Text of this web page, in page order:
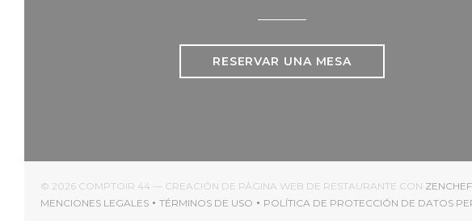
RESERVAR UNA MESA
© 2026 COMPTOIR 44 — CREACIÓN DE PÁGINA WEB DE RESTAURANTE CON ZENCHEF
MENCIONES LEGALES
((ABRE EN UNA NUEVA VENTANA))
TÉRMINOS DE USO
((ABRE EN UNA NUEVA VENTANA))
POLÍTICA DE PROTECCIÓN DE DATOS
((ABRE EN